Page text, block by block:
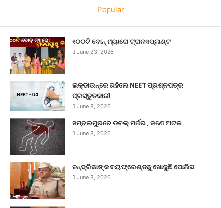
Popular
୧୦୦ଟି ବୋନ୍ ମ୍ୟାରୋ ଟ୍ରାନସପ୍ଲାଣ୍ଟ
June 23, 2026
ଲକ୍‌ଡାଉନ୍‌ରେ ରହିଲେ NEET ପ୍ରଶ୍ନପତ୍ର
ପ୍ରସ୍ତୁତକାରୀ
June 8, 2026
ସମ୍ବଲପୁରରେ ଡବଲ୍ ମର୍ଡର , ଜଣେ ଅଟକ
June 8, 2026
ଚନ୍ଦ୍ରିକାଙ୍କ ବୟଫ୍ରେଣ୍ଡକୁ ଖୋଜୁଛି ପୋଲିସ
June 8, 2026